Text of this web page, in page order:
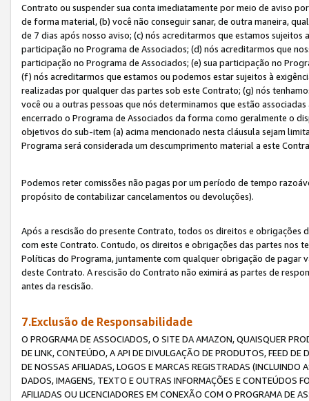
Contrato ou suspender sua conta imediatamente por meio de aviso
de forma material, (b) você não conseguir sanar, de outra maneira,
de 7 dias após nosso aviso; (c) nós acreditarmos que estamos
participação no Programa de Associados; (d) nós acreditarmos que
participação no Programa de Associados; (e) sua participação no
(f) nós acreditarmos que estamos ou podemos estar sujeitos à
realizadas por qualquer das partes sob este Contrato; (g) nós
você ou a outras pessoas que nós determinamos que estão
encerrado o Programa de Associados da forma como geralmente o
objetivos do sub-item (a) acima mencionado nesta cláusula sejam
Programa será considerada um descumprimento material a este
Podemos reter comissões não pagas por um período de tempo
propósito de contabilizar cancelamentos ou devoluções).
Após a rescisão do presente Contrato, todos os direitos e obrigações
com este Contrato. Contudo, os direitos e obrigações das partes nos
Políticas do Programa, juntamente com qualquer obrigação de
deste Contrato. A rescisão do Contrato não eximirá as partes de
antes da rescisão.
7.Exclusão de Responsabilidade
O PROGRAMA DE ASSOCIADOS, O SITE DA AMAZON, QUAISQUER
DE LINK, CONTEÚDO, A API DE DIVULGAÇÃO DE PRODUTOS, FEED
DE NOSSAS AFILIADAS, LOGOS E MARCAS REGISTRADAS
DADOS, IMAGENS, TEXTO E OUTRAS INFORMAÇÕES E CONTEÚDOS
AFILIADAS OU LICENCIADORES EM CONEXÃO COM O PROGRAMA DE